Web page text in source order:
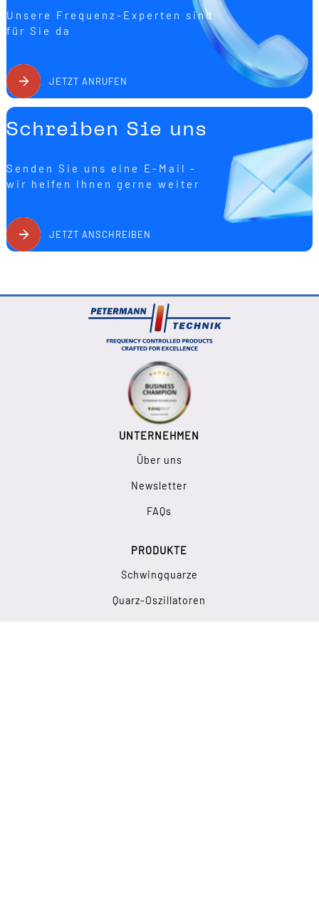
Unsere Frequenz-Experten sind
für Sie da
JETZT ANRUFEN
Schreiben Sie uns
Senden Sie uns eine E-Mail -
wir helfen Ihnen gerne weiter
JETZT ANSCHREIBEN
UNTERNEHMEN
Über uns
Newsletter
FAQs
PRODUKTE
Schwingquarze
Quarz-Oszillatoren